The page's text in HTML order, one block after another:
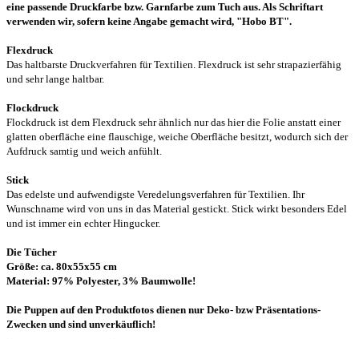
eine passende Druckfarbe bzw. Garnfarbe zum Tuch aus. Als Schriftart
verwenden wir, sofern keine Angabe gemacht wird, "Hobo BT".
Flexdruck
Das haltbarste Druckverfahren für Textilien. Flexdruck ist sehr strapazierfähig
und sehr lange haltbar.
Flockdruck
Flockdruck ist dem Flexdruck sehr ähnlich nur das hier die Folie anstatt einer
glatten oberfläche eine flauschige, weiche Oberfläche besitzt, wodurch sich der
Aufdruck samtig und weich anfühlt.
Stick
Das edelste und aufwendigste Veredelungsverfahren für Textilien. Ihr
Wunschname wird von uns in das Material gestickt. Stick wirkt besonders Edel
und ist immer ein echter Hingucker.
Die Tücher
Größe: ca. 80x55x55 cm
Material: 97% Polyester, 3% Baumwolle!
Die Puppen auf den Produktfotos dienen nur Deko- bzw Präsentations-
Zwecken und sind unverkäuflich!